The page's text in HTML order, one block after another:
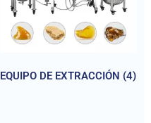
EQUIPO DE EXTRACCIÓN (4)